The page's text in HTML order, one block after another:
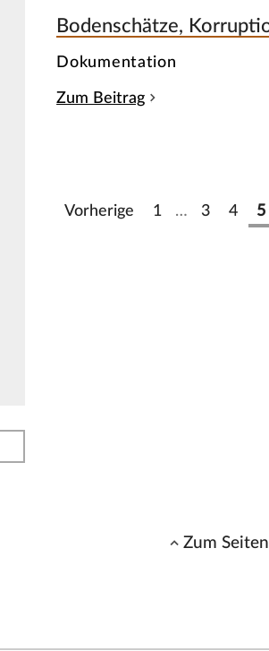
Bodenschätze,
Dokumentation
Zum Beitrag
Vorherige 1 … 3 4 5
Zum